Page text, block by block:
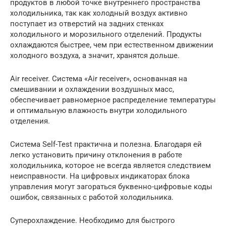
продуктов в любой точке внутреннего пространства
холодильника, так как холодный воздух активно
поступает из отверстий на задних стенках
холодильного и морозильного отделений. Продукты
охлаждаются быстрее, чем при естественном движении
холодного воздуха, а значит, хранятся дольше.
Air receiver. Система «Air receiver», основанная на
смешивании и охлаждении воздушных масс,
обеспечивает равномерное распределение температуры
и оптимальную влажность внутри холодильного
отделения.
Система Self-Test практична и полезна. Благодаря ей
легко установить причину отклонения в работе
холодильника, которое не всегда является следствием
неисправности. На цифровых индикаторах блока
управления могут загораться буквенно-цифровые коды
ошибок, связанных с работой холодильника.
Cуперохлаждение. Необходимо для быстрого